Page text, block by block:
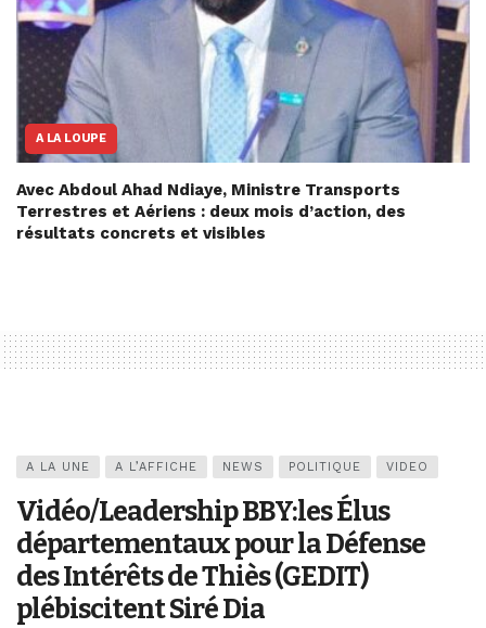
A LA LOUPE
Avec Abdoul Ahad Ndiaye, Ministre Transports
Terrestres et Aériens : deux mois d’action, des
résultats concrets et visibles
A LA UNE A L’AFFICHE NEWS POLITIQUE VIDEO
Vidéo/Leadership BBY:les Élus
départementaux pour la Défense
des Intérêts de Thiès (GEDIT)
plébiscitent Siré Dia